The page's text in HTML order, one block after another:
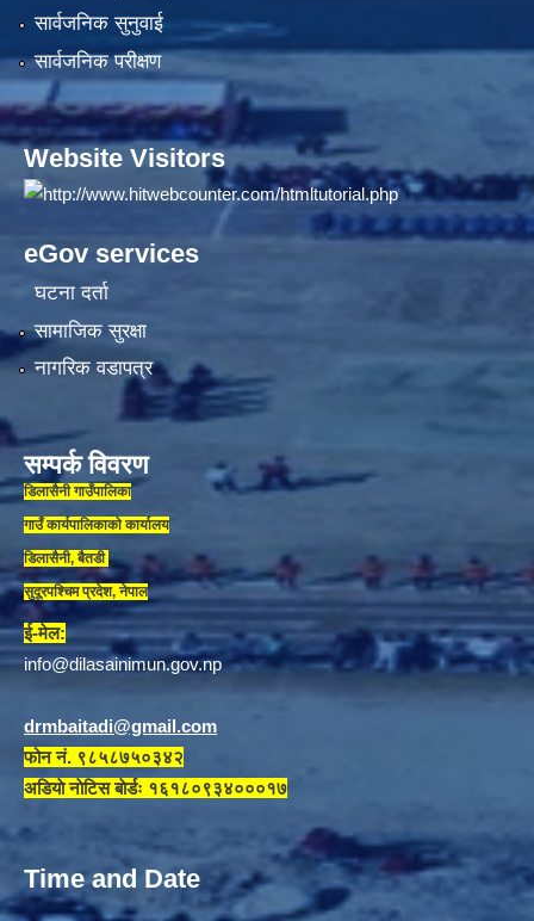
सार्वजनिक सुनुवाई
सार्वजनिक परीक्षण
Website Visitors
eGov services
घटना दर्ता
सामाजिक सुरक्षा
नागरिक वडापत्र
सम्पर्क विवरण
डिलासैनी गाउँपालिका
गाउँ कार्यपालिकाकाे कार्यालय
डिलासैनी, बैतडी
सुदूरपश्चिम प्रदेश, नेपाल
ई-मेल:
info@dilasainimun.gov.np
drmbaitadi@gmail.com
फोन नं. ९८५८७५०३४२
अडियाे नाेटिस बाेर्डः १६१८०९३४०००१७
Time and Date